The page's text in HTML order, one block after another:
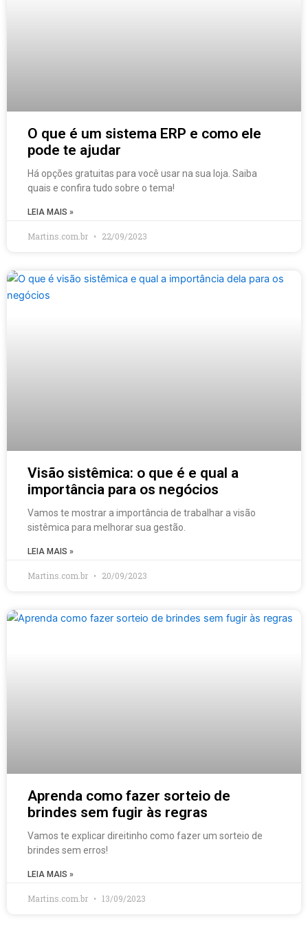
O que é um sistema ERP e como ele
pode te ajudar
Há opções gratuitas para você usar na sua loja. Saiba
quais e confira tudo sobre o tema!
LEIA MAIS »
Martins.com.br 22/09/2023
Visão sistêmica: o que é e qual a
importância para os negócios
Vamos te mostrar a importância de trabalhar a visão
sistêmica para melhorar sua gestão.
LEIA MAIS »
Martins.com.br 20/09/2023
Aprenda como fazer sorteio de
brindes sem fugir às regras
Vamos te explicar direitinho como fazer um sorteio de
brindes sem erros!
LEIA MAIS »
Martins.com.br 13/09/2023